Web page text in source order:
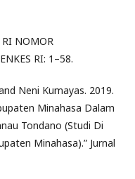
RI NOMOR
RI: 1–58.
Neni Kumayas. 2019.
Minahasa Dalam
Tondano (Studi Di
Minahasa).” Jurnal